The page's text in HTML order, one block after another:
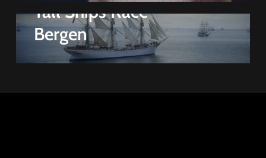
Tall Ships Race –
Bergen